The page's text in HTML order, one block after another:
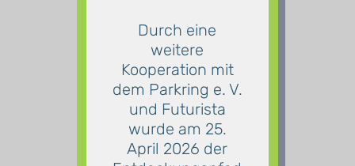
Durch eine
weitere
Kooperation mit
dem Parkring e. V.
und Futurista
wurde am 25.
April 2026 der